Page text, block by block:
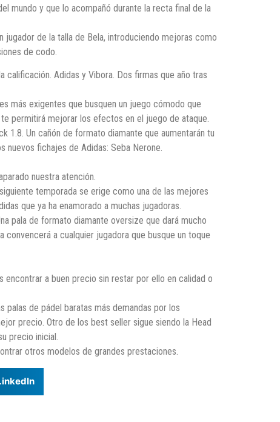
mundo y que lo acompañó durante la recta final de la
jugador de la talla de Bela, introduciendo mejoras como
de codo.
calificación. Adidas y Vibora. Dos firmas que año tras
más exigentes que busquen un juego cómodo que
permitirá mejorar los efectos en el juego de ataque.
1.8. Un cañón de formato diamante que aumentarán tu
fichajes de Adidas: Seba Nerone.
nuestra atención.
temporada se erige como una de las mejores
que ya ha enamorado a muchas jugadoras.
pala de formato diamante oversize que dará mucho
a cualquier jugadora que busque un toque
encontrar a buen precio sin restar por ello en calidad o
palas de pádel baratas más demandas por los
precio. Otro de los best seller sigue siendo la Head
precio inicial.
otros modelos de grandes prestaciones.